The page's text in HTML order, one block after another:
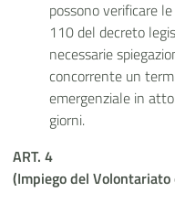
possono verificare
110 del decreto
necessarie
concorrente un
emergenziale in
giorni.
ART. 4
(Impiego del